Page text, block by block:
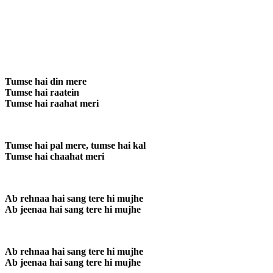
Tumse hai din mere
Tumse hai raatein
Tumse hai raahat meri
Tumse hai pal mere, tumse hai kal
Tumse hai chaahat meri
Ab rehnaa hai sang tere hi mujhe
Ab jeenaa hai sang tere hi mujhe
Ab rehnaa hai sang tere hi mujhe
Ab jeenaa hai sang tere hi mujhe